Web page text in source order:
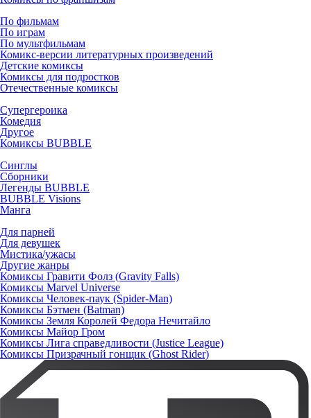
По фильмам
По играм
По мультфильмам
Комикс-версии литературных произведений
Детские комиксы
Комиксы для подростков
Отечественные комиксы
Супергероика
Комедия
Другое
Комиксы BUBBLE
Синглы
Сборники
Легенды BUBBLE
BUBBLE Visions
Манга
Для парней
Для девушек
Мистика/ужасы
Другие жанры
Комиксы Гравити Фолз (Gravity Falls)
Комиксы Marvel Universe
Комиксы Человек-паук (Spider-Man)
Комиксы Бэтмен (Batman)
Комиксы Земля Королей Федора Нечитайло
Комиксы Майор Гром
Комиксы Лига справедливости (Justice League)
Комиксы Призрачный гонщик (Ghost Rider)